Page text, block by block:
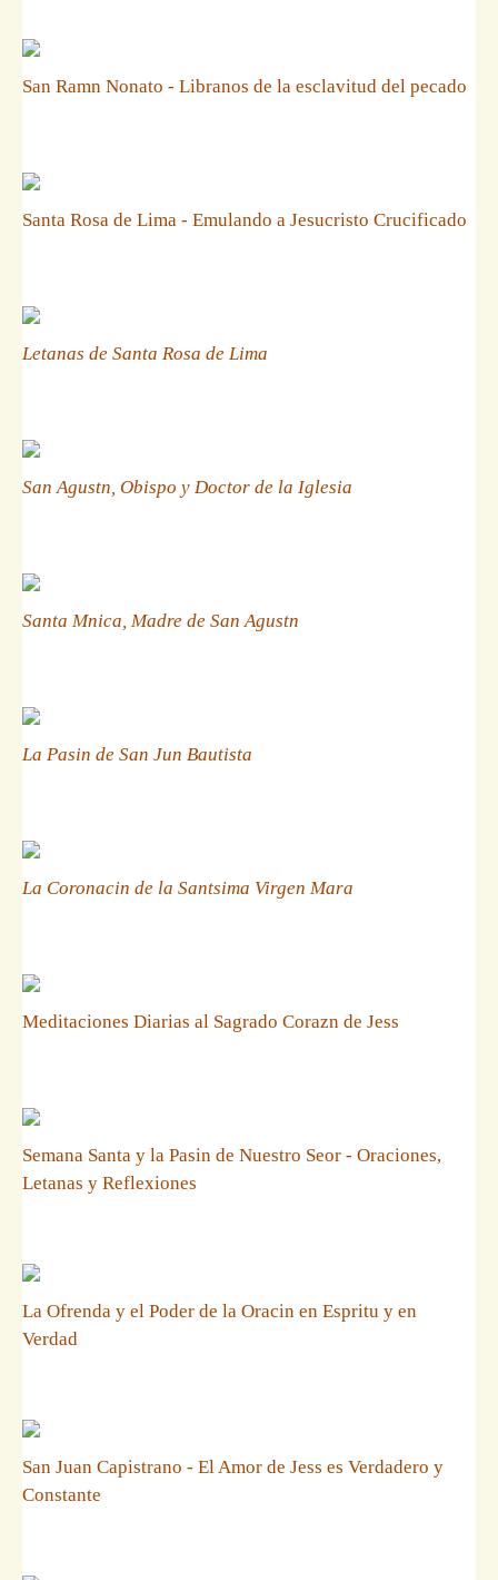
San Ramn Nonato - Libranos de la esclavitud del pecado
Santa Rosa de Lima - Emulando a Jesucristo Crucificado
Letanas de Santa Rosa de Lima
San Agustn, Obispo y Doctor de la Iglesia
Santa Mnica, Madre de San Agustn
La Pasin de San Jun Bautista
La Coronacin de la Santsima Virgen Mara
Meditaciones Diarias al Sagrado Corazn de Jess
Semana Santa y la Pasin de Nuestro Seor - Oraciones,
Letanas y Reflexiones
La Ofrenda y el Poder de la Oracin en Espritu y en
Verdad
San Juan Capistrano - El Amor de Jess es Verdadero y
Constante